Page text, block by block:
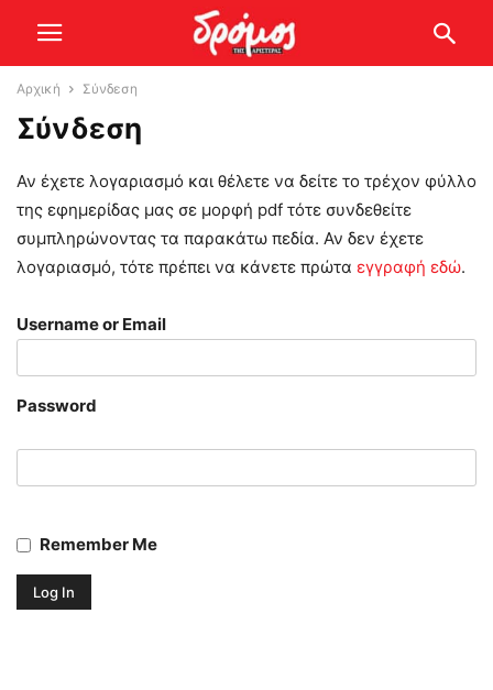
Αρχική Σύνδεση
Σύνδεση
Αν έχετε λογαριασμό και θέλετε να δείτε το τρέχον φύλλο
της εφημερίδας μας σε μορφή pdf τότε συνδεθείτε
συμπληρώνοντας τα παρακάτω πεδία. Αν δεν έχετε
λογαριασμό, τότε πρέπει να κάνετε πρώτα εγγραφή εδώ.
Username or Email
Password
Remember Me